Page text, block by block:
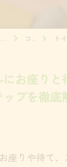
コラム トイ
にお座り
プを徹底
座りや待て